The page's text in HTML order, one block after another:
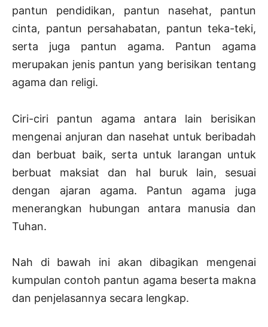
pantun pendidikan, pantun nasehat, pantun
cinta, pantun persahabatan, pantun teka-teki,
serta juga pantun agama. Pantun agama
merupakan jenis pantun yang berisikan tentang
agama dan religi.
Ciri-ciri pantun agama antara lain berisikan
mengenai anjuran dan nasehat untuk beribadah
dan berbuat baik, serta untuk larangan untuk
berbuat maksiat dan hal buruk lain, sesuai
dengan ajaran agama. Pantun agama juga
menerangkan hubungan antara manusia dan
Tuhan.
Nah di bawah ini akan dibagikan mengenai
kumpulan contoh pantun agama beserta makna
dan penjelasannya secara lengkap.